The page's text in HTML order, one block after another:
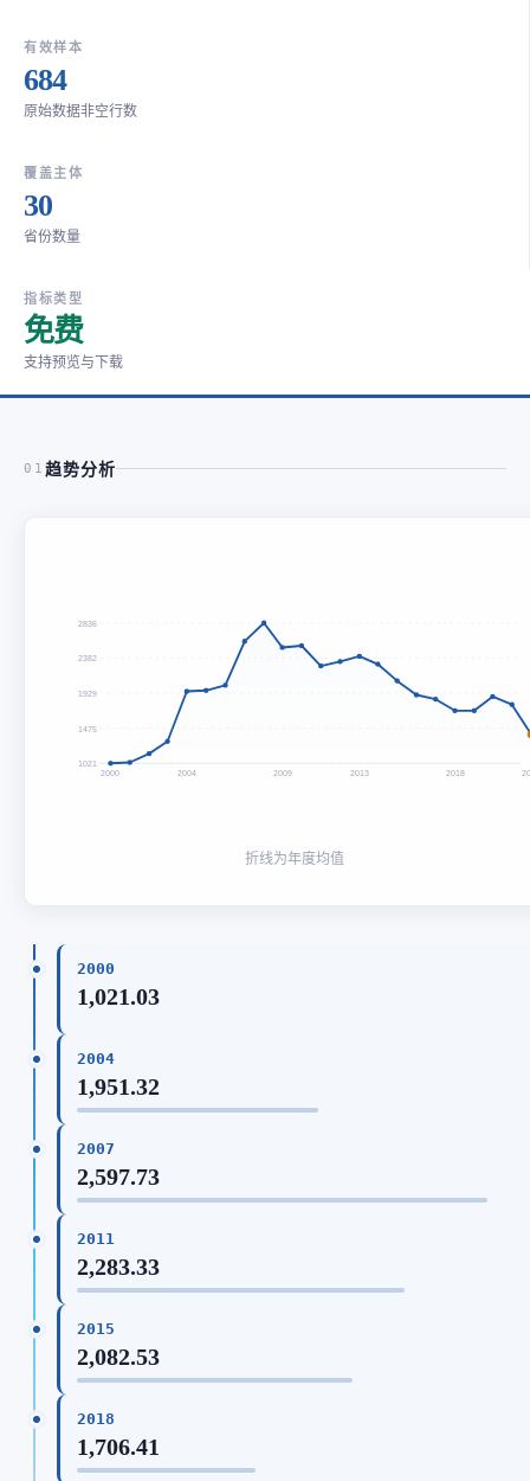
有效样本
684
原始数据非空行数
覆盖主体
30
省份数量
指标类型
免费
支持预览与下载
01 趋势分析
2836
2382
1929
1475
1021
2000 2004 2009 2013 2018
折线为年度均值
2000
1,021.03
2004
1,951.32
2007
2,597.73
2011
2,283.33
2015
2,082.53
2018
1,706.41